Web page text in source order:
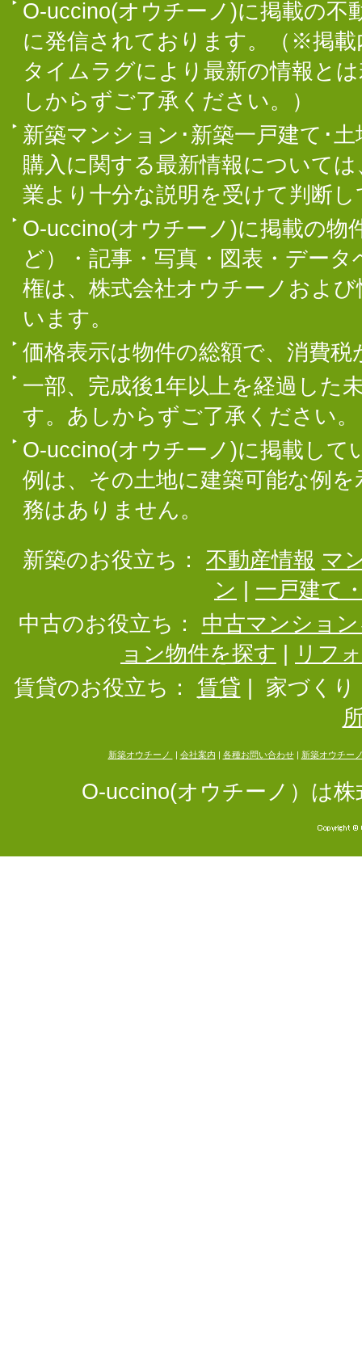
O-uccino(オウチーノ)に掲載の不
に発信されております。（※掲
タイムラグにより最新の情報と
しからずご了承ください。）
新築マンション･新築一戸建て･
購入に関する最新情報について
業より十分な説明を受けて判断
O-uccino(オウチーノ)に掲載の物
ど）・記事・写真・図表・デー
権は、株式会社オウチーノおよ
います。
価格表示は物件の総額で、消費
一部、完成後1年以上を経過した
す。あしからずご了承ください。
O-uccino(オウチーノ)に掲載して
例は、その土地に建築可能な例
務はありません。
新築のお役立ち： 不動産情報 マ
ン
一戸建て
中古のお役立ち：
中古マンショ
ョン物件を探す
リフ
賃貸のお役立ち：
賃貸
家づくり
新築オウチーノ 会社案内 各種お問い合わせ| 新築オウチー
O-uccino(オウチーノ）は